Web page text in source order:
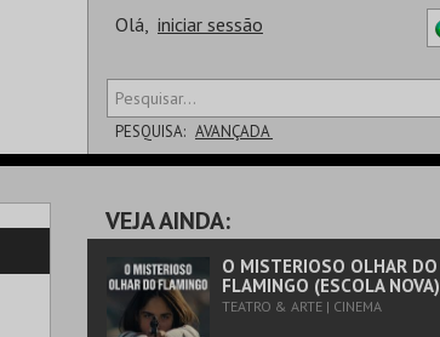
Olá, iniciar sessão
PESQUISA: AVANÇADA
VEJA AINDA:
O MISTERIOSO OLHAR DO
FLAMINGO (ESCOLA NOVA)
TEATRO & ARTE | CINEMA